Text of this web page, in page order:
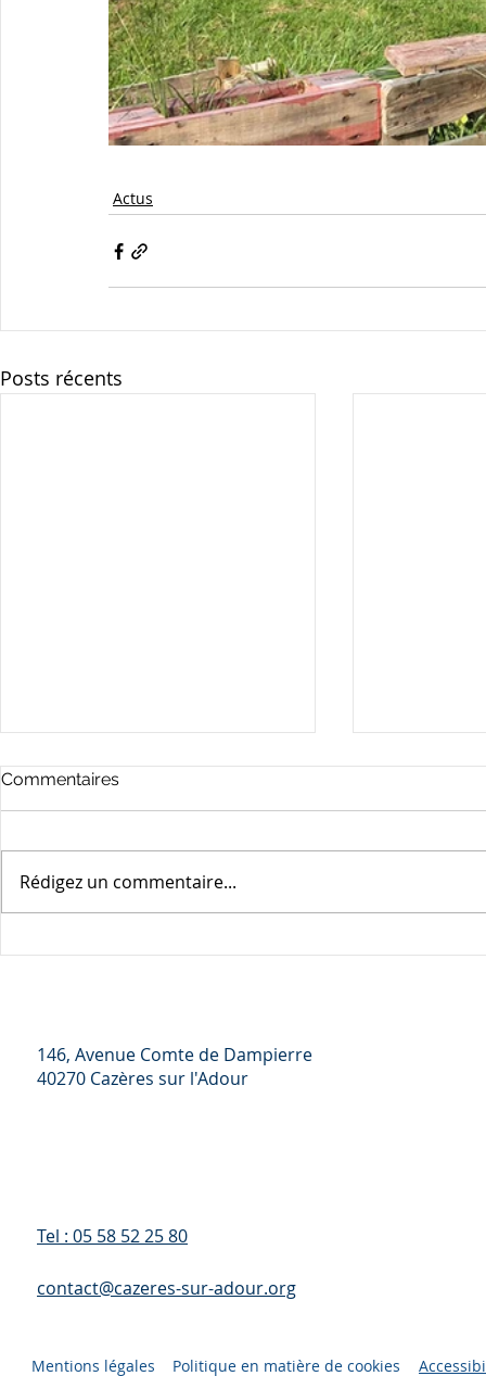
Actus
Posts récents
Commentaires
Rédigez un commentaire...
146, Avenue Comte de Dampierre
40270 Cazères sur l'Adour
Tel : 05 58 52 25 80
contact@cazeres-sur-adour.org
Mentions légales Politique en matière de cookies